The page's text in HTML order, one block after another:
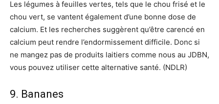
Les légumes à feuilles vertes, tels que le chou frisé et le
chou vert, se vantent également d’une bonne dose de
calcium. Et les recherches suggèrent qu’être carencé en
calcium peut rendre l’endormissement difficile. Donc si
ne mangez pas de produits laitiers comme nous au JDBN,
vous pouvez utiliser cette alternative santé. (NDLR)
9. Bananes